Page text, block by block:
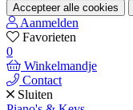
Accepteer alle cookies
Aanmelden
Favorieten
0
Winkelmandje
Contact
Sluiten